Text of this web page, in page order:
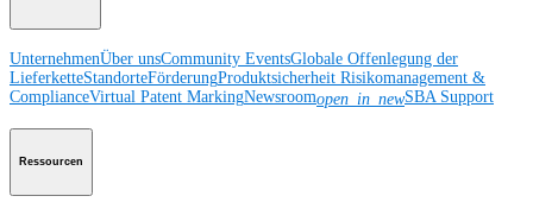
UnternehmenÜber unsCommunity EventsGlobale Offenlegung der
LieferketteStandorteFörderungProduktsicherheit Risikomanagement &
ComplianceVirtual Patent MarkingNewsroomopen_in_newSBA Support
Ressourcen